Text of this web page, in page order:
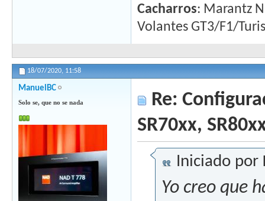
Cacharros: Marantz
Volantes GT3/F1/
18/07/2020, 11:58
ManuelBC
Solo se, que no se nada
Re:
SR70xx,
Iniciado por
Yo creo que